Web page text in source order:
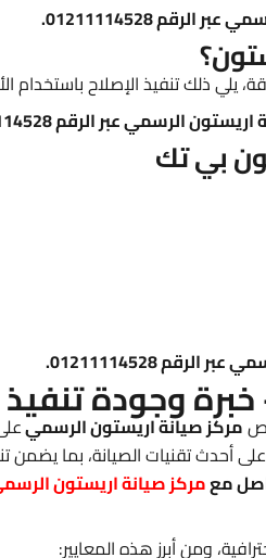
01211114528.
ذلك تنفيذ الإصلاح باستخدام
عبر الرقم 01211114528.
بي تك
01211114528.
وجودة تنفيذ
مركز صيانة اريستون الرسمي
أحدث تقنيات الصيانة، بما يضمن
معمركز صيانة اريستون
ومن أبرز هذه المعايير: